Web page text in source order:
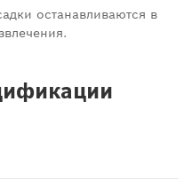
останавливаются в